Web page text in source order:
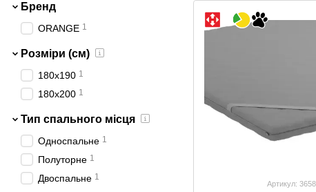
Артикул:
Бренд
ORANGE 1
Розміри (см)
180x190 1
180x200 1
Тип спального місця
Односпальне 1
Полуторне 1
Двоспальне 1